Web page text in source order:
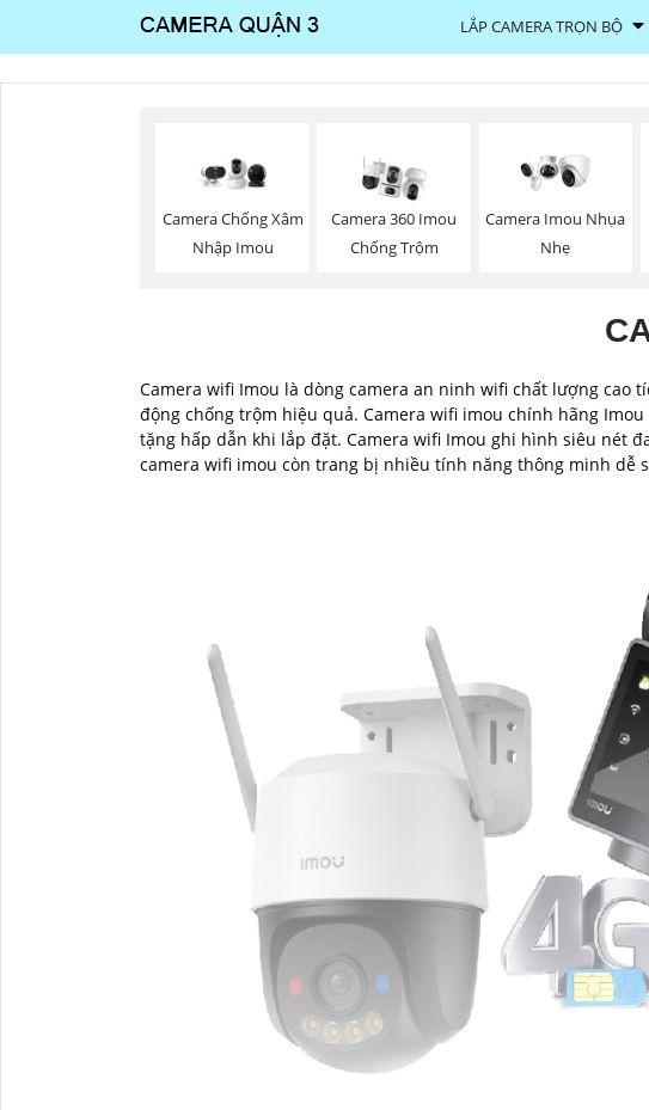
LẮP CAMERA TRỌN BỘ
Camera Chống Xâm
Nhập Imou
Camera 360 Imou
Chống Trộm
Camera Imou Nhụa
Nhẹ
Camera wifi Imou là dòng camera an ninh wifi chất lượng
động chống trộm hiệu quả. Camera wifi imou chính hãng
tặng hấp dẫn khi lắp đặt. Camera wifi Imou ghi hình siêu nét
camera wifi imou còn trang bị nhiều tính năng thông minh dễ